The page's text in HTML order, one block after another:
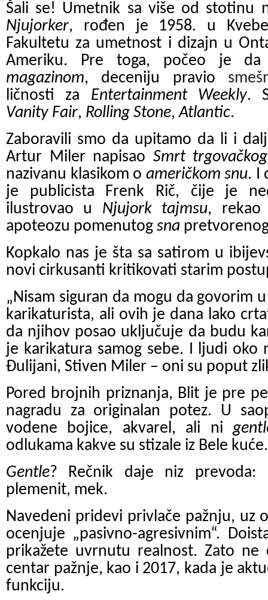
Šali se! Umetnik sa više od stotinu
Njujorker, rođen je 1958. u
Fakultetu za umetnost i dizajn u
Ameriku. Pre toga, počeo je
magazinom, deceniju pravio
ličnosti za Entertainment Weekly.
Vanity Fair, Rolling Stone,Atlantic.
Zaboravili smo da upitamo da li i
Artur Miler napisao Smrt
nazivanu klasikom o američkom snu. I
je publicista Frenk Rič, čije je
ilustrovao u Njujork tajmsu, rekao
apoteozu pomenutog sna
Kopkalo nas je šta sa satirom u
novi cirkusanti kritikovati starim
„Nisam siguran da mogu da govorim
karikaturista, ali ovih je dana lako
da njihov posao uključuje da budu
je karikatura samog sebe. I ljudi oko
Đulijani, Stiven Miler – oni su poput
Pored brojnih priznanja, Blit je pre
nagradu za originalan potez. U
vodene bojice, akvarel, ali ni
odlukama kakve su stizale iz Bele kuće.
Gentle? Rečnik daje niz prevoda:
plemenit, mek.
Navedeni pridevi privlače pažnju, uz
ocenjuje „pasivno-agresivnim“.
prikažete uvrnutu realnost. Zato
centar pažnje, kao i 2017, kada je
funkciju.